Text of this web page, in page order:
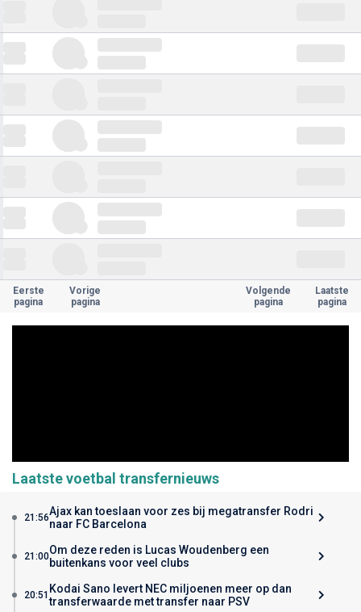
Eerste
pagina
Vorige
pagina
Volgende
pagina
Laatste
pagina
Laatste voetbal transfernieuws
21:56Ajax kan toeslaan voor zes bij megatransfer Rodri
naar FC Barcelona
21:00Om deze reden is Lucas Woudenberg een
buitenkans voor veel clubs
20:51 Kodai Sano levert NEC miljoenen meer op dan
transferwaarde met transfer naar PSV